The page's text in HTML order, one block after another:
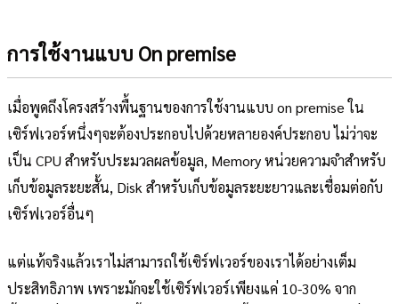
การใช้งานแบบ On premise
เมื่อพูดถึงโครงสร้างพื้นฐานของการใช้งานแบบ on premise ใน
เซิร์ฟเวอร์หนึ่งๆจะต้องประกอบไปด้วยหลายองค์ประกอบ ไม่ว่าจะ
เป็น CPU สำหรับประมวลผลข้อมูล, Memory หน่วยความจำสำหรับ
เก็บข้อมูลระยะสั้น, Disk สำหรับเก็บข้อมูลระยะยาวและเชื่อมต่อกับ
เซิร์ฟเวอร์อื่นๆ
แต่แท้จริงแล้วเราไม่สามารถใช้เซิร์ฟเวอร์ของเราได้อย่างเต็ม
ประสิทธิภาพ เพราะมักจะใช้เซิร์ฟเวอร์เพียงแค่ 10-30% จาก